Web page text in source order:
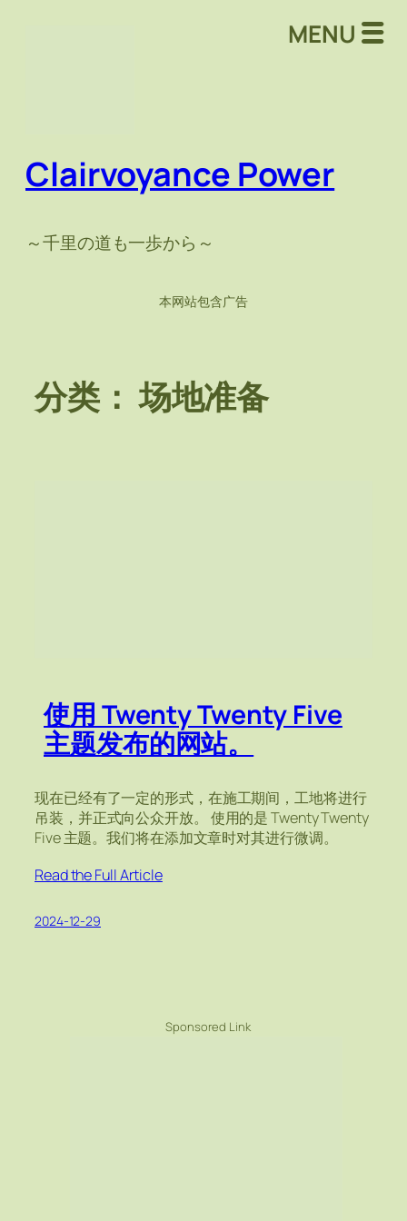
Clairvoyance Power
～千里の道も一歩から～
本网站包含广告
分类：场地准备
使用 Twenty Twenty Five
主题发布的网站。
现在已经有了一定的形式，在施工期间，工地将进行
吊装，并正式向公众开放。 使用的是 Twenty Twenty
Five 主题。我们将在添加文章时对其进行微调。
Read the Full Article
2024-12-29
Sponsored Link
MENU